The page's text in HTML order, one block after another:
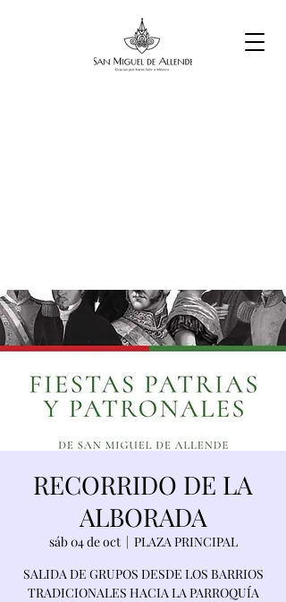
RECORRIDO DE LA
ALBORADA
sáb 04 de oct
  |
PLAZA PRINCIPAL
SALIDA DE GRUPOS DESDE LOS BARRIOS
TRADICIONALES HACIA LA PARROQUÍA